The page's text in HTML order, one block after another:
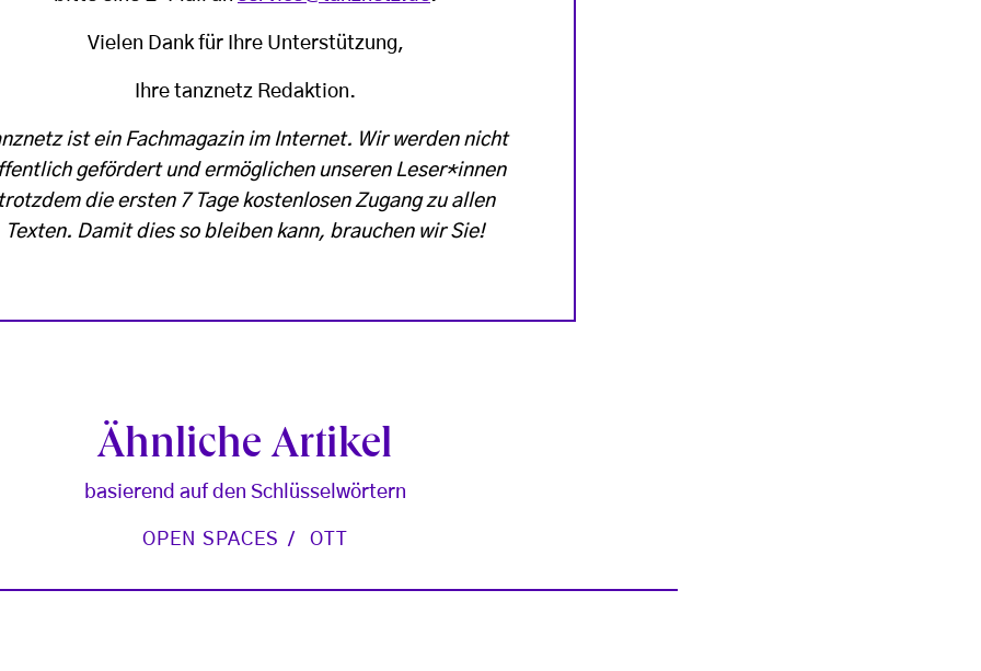
Vielen Dank für Ihre Unterstützung,
Ihre tanznetz Redaktion.
ist ein Fachmagazin im Internet. Wir werden nicht
gefördert und ermöglichen unseren Leser*innen
die ersten 7 Tage kostenlosen Zugang zu allen
Texten. Damit dies so bleiben kann, brauchen wir Sie!
Ähnliche Artikel
basierend auf den Schlüsselwörtern
OPEN SPACES OTT